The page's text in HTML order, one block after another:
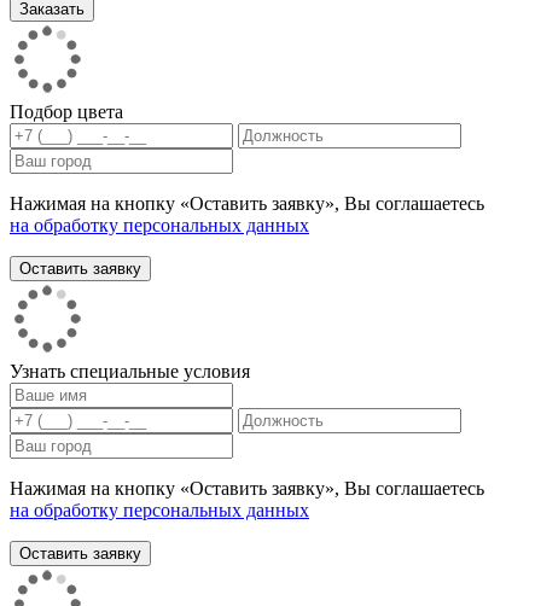
Подбор цвета
Нажимая на кнопку «Оставить заявку», Вы соглашаетесь
на обработку персональных данных
Узнать специальные условия
Нажимая на кнопку «Оставить заявку», Вы соглашаетесь
на обработку персональных данных